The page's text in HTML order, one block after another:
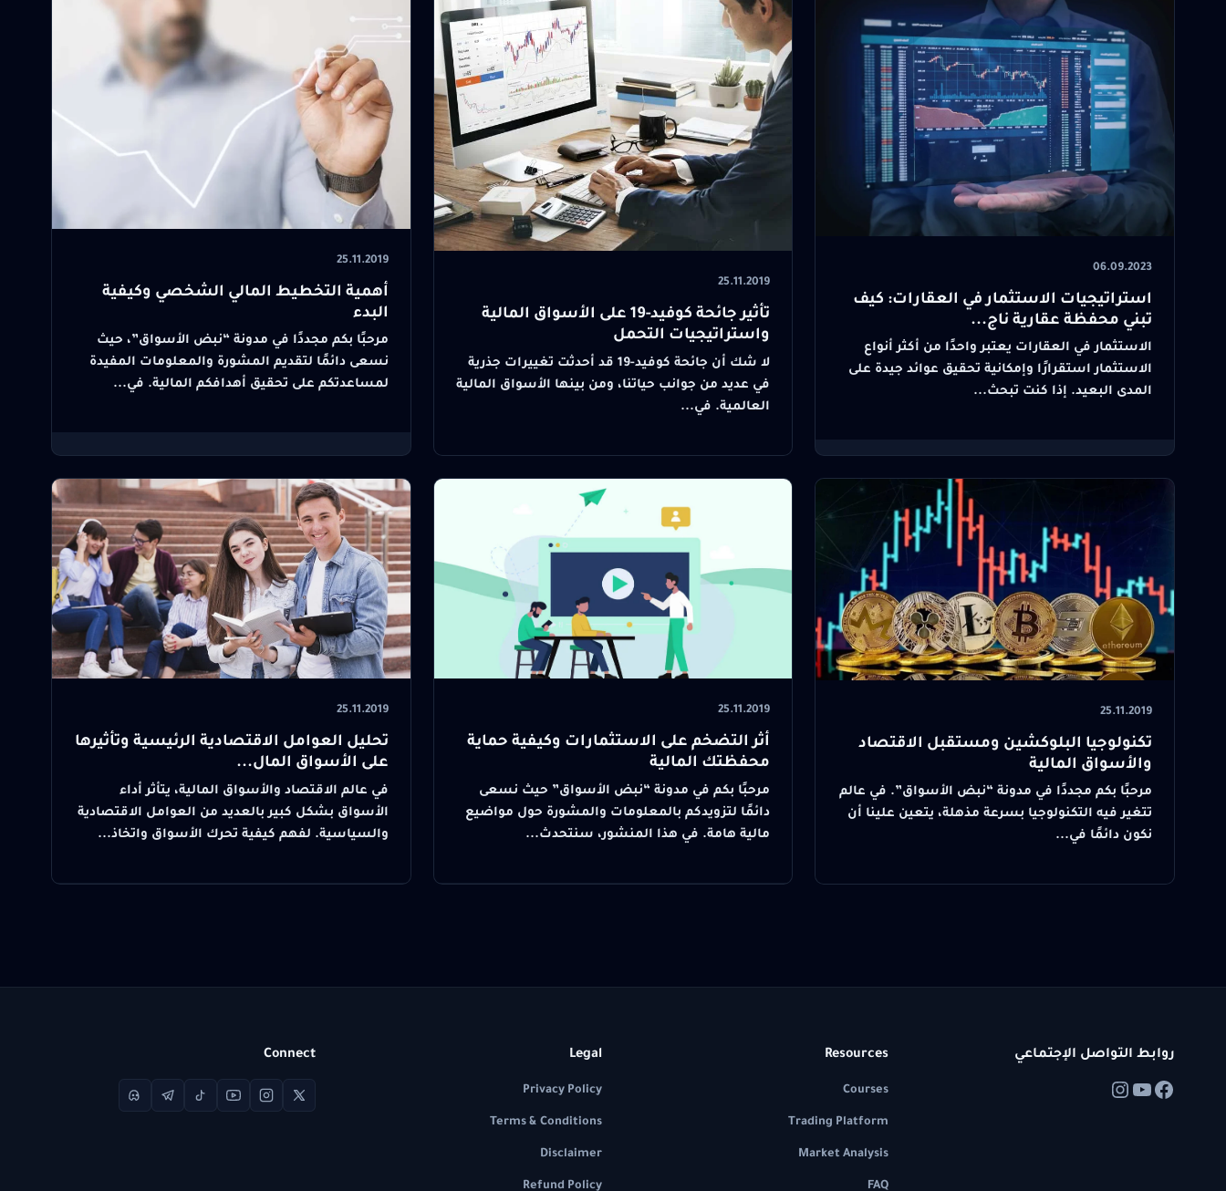
06.09.2023
استراتيجيات الاستثمار في العقارات: كيف
تبني محفظة عقارية ناج...
الاستثمار في العقارات يعتبر واحدًا من أكثر أنواع
الاستثمار استقرارًا وإمكانية تحقيق عوائد جيدة على
المدى البعيد. إذا كنت تبحث...
25.11.2019
تأثير جائحة كوفيد-19 على الأسواق المالية
واستراتيجيات التحمل
لا شك أن جائحة كوفيد-19 قد أحدثت تغييرات جذرية
في عديد من جوانب حياتنا، ومن بينها الأسواق المالية
العالمية. في...
25.11.2019
أهمية التخطيط المالي الشخصي وكيفية
البدء
مرحبًا بكم مجددًا في مدونة “نبض الأسواق”، حيث
نسعى دائمًا لتقديم المشورة والمعلومات المفيدة
لمساعدتكم على تحقيق أهدافكم المالية. في...
25.11.2019
تكنولوجيا البلوكشين ومستقبل الاقتصاد
والأسواق المالية
مرحبًا بكم مجددًا في مدونة “نبض الأسواق”. في عالم
تتغير فيه التكنولوجيا بسرعة مذهلة، يتعين علينا أن
نكون دائمًا في...
25.11.2019
أثر التضخم على الاستثمارات وكيفية حماية
محفظتك المالية
مرحبًا بكم في مدونة “نبض الأسواق” حيث نسعى
دائمًا لتزويدكم بالمعلومات والمشورة حول مواضيع
مالية هامة. في هذا المنشور، سنتحدث...
25.11.2019
تحليل العوامل الاقتصادية الرئيسية وتأثيرها
على الأسواق المال...
في عالم الاقتصاد والأسواق المالية، يتأثر أداء
الأسواق بشكل كبير بالعديد من العوامل الاقتصادية
والسياسية. لفهم كيفية تحرك الأسواق واتخاذ...
روابط التواصل الإجتماعي Resources
Courses
Trading Platform
Market Analysis
FAQ
Legal
Privacy Policy
Terms & Conditions
Disclaimer
Refund Policy
Connect